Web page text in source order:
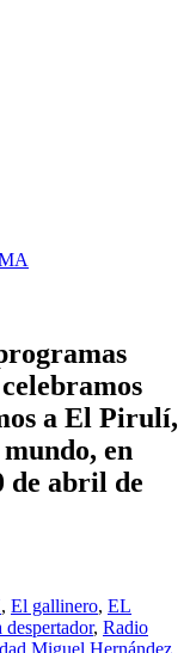
a El Pirulí,
en
de abril de
, El gallinero, EL
despertador, Radio
Miguel Hernández